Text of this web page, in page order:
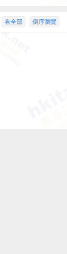
倒序瀏覽
看全部